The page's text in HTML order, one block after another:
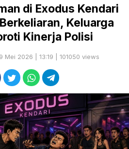
di Exodus Kendari
Keluarga
Kinerja Polisi
Mei 2026 | 13:19 | 101050 views